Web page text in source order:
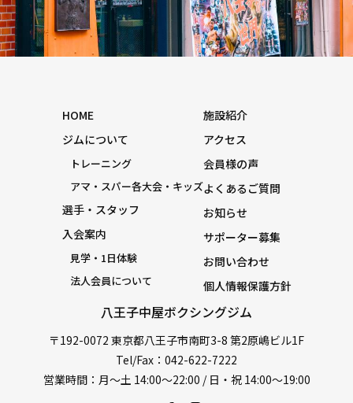
八王子中屋ボクシングジム
〒192-0072 東京都八王子市南町3-8 第2原嶋ビル1F
Tel/Fax：042-622-7222
営業時間：月〜土 14:00〜22:00 / 日・祝 14:00〜19:00
HOME
ジムについて
トレーニング
アマ・スパー各大会・キッズ
選手・スタッフ
入会案内
見学・1日体験
法人会員について
施設紹介
アクセス
会員様の声
よくあるご質問
お知らせ
サポーター募集
お問い合わせ
個人情報保護方針